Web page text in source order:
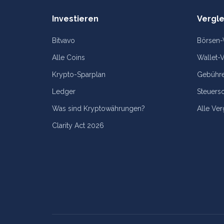
Investieren
Bitvavo
Alle Coins
Krypto-Sparplan
Ledger
Was sind Kryptowährungen?
Clarity Act 2026
Wallet-
Alle